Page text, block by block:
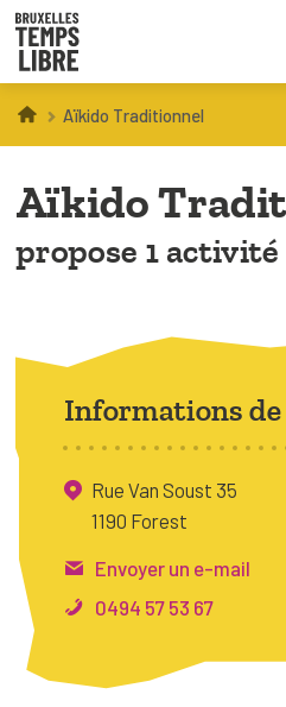
Infos parents
Droit au loisir
Coordinations ATL
VOUS CHERCHEZ DES
À BRUXELLES
Trouver une
Connexion
Aïkido Traditionnel
Aïkido
propose 1 activité
Informations
Rue Van Soust 35
1190 Forest
Envoyer un e-mail
0494 57 53 67